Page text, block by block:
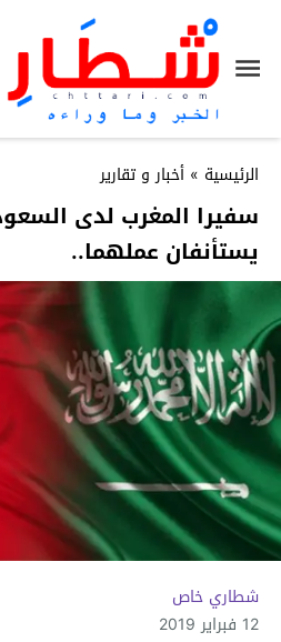
الرئيسية » أخبار و تقارير
سفيرا المغرب لدى
يستأنفان عملهما..
شطاري خاص
12 فبراير 2019